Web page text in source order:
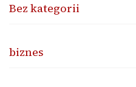
Bez kategorii
biznes